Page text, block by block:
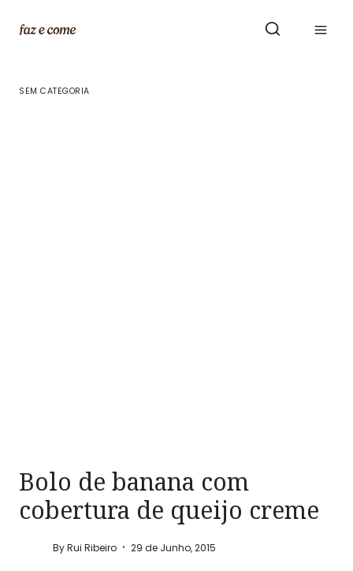
SEM CATEGORIA
Bolo de banana com
cobertura de queijo creme
ByRui Ribeiro 29 de Junho, 2015